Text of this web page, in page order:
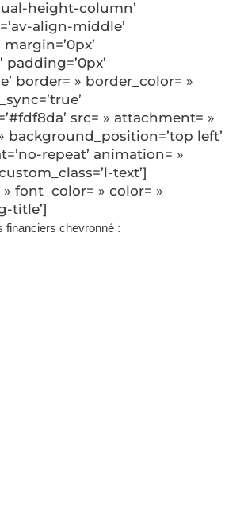
height-column’
align-middle’
padding=’0px’
border= » border_color= »
src= » attachment= »
background_position=’top left’
repeat’ animation= »
text’]
font_color= » color= »
title’]
financiers chevronné :